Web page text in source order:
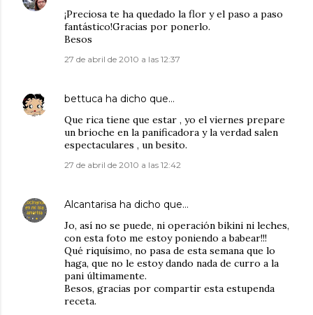
¡Preciosa te ha quedado la flor y el paso a paso
fantástico!Gracias por ponerlo.
Besos
27 de abril de 2010 a las 12:37
bettuca ha dicho que…
Que rica tiene que estar , yo el viernes prepare
un brioche en la panificadora y la verdad salen
espectaculares , un besito.
27 de abril de 2010 a las 12:42
Alcantarisa ha dicho que…
Jo, así no se puede, ni operación bikini ni leches,
con esta foto me estoy poniendo a babear!!!
Qué riquísimo, no pasa de esta semana que lo
haga, que no le estoy dando nada de curro a la
pani últimamente.
Besos, gracias por compartir esta estupenda
receta.